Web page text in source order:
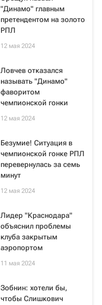
"Динамо" главным
претендентом на золото
РПЛ
12 мая 2024
Ловчев отказался
называть "Динамо"
фаворитом
чемпионской гонки
12 мая 2024
Безумие! Ситуация в
чемпионской гонке РПЛ
перевернулась за семь
минут
12 мая 2024
Лидер "Краснодара"
объяснил проблемы
клуба закрытым
аэропортом
11 мая 2024
Зобнин: хотели бы,
чтобы Слишкович